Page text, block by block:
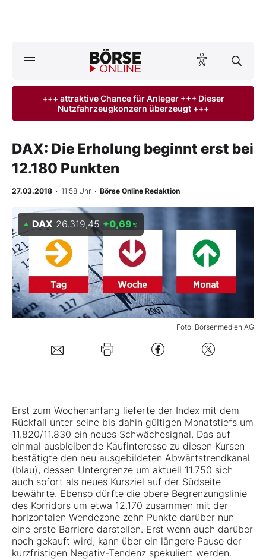
ktuelle Ausgabe BÖRSE ONLINE lesen
Anlageprodukte
Finanz-Check
BO-Musterdepots
Experten
Mein B:O
Kontakt
+++ attraktive Chance für Anleger +++ Dieser
Nutzfahrzeugkonzern überzeugt +++
DAX: Die Erholung beginnt erst bei
12.180 Punkten
27.03.2018 · 11:58 Uhr · Börse Online Redaktion
Foto: Börsenmedien AG
DAX 26.319,45 +0,69 %
Erst zum Wochenanfang lieferte der Index mit dem
Rückfall unter seine bis dahin gültigen Monatstiefs um
11.820/11.830 ein neues Schwächesignal. Das auf
einmal ausbleibende Kaufinteresse zu diesen Kursen
bestätigte den neu ausgebildeten Abwärtstrendkanal
(blau), dessen Untergrenze um aktuell 11.750 sich
auch sofort als neues Kursziel auf der Südseite
bewährte. Ebenso dürfte die obere Begrenzungslinie
des Korridors um etwa 12.170 zusammen mit der
horizontalen Wendezone zehn Punkte darüber nun
eine erste Barriere darstellen. Erst wenn auch darüber
noch gekauft wird, kann über ein längere Pause der
kurzfristigen Negativ-Tendenz spekuliert werden.